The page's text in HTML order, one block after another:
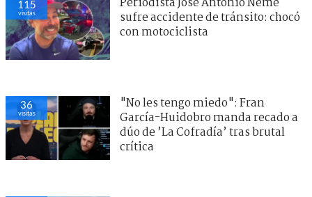
115
visitas
sufre accidente de tránsito: chocó
con motociclista
36
visitas
"No les tengo miedo": Fran
García-Huidobro manda recado a
dúo de ’La Cofradía’ tras brutal
crítica